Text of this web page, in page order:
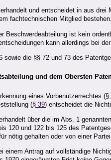
und entscheidet in aus
fachtechnischen Mitglied
Beschwerdeabteilung ist kein
kann allerdings bei
sowie die §§ 72 und 73 des
und dem Obersten
eines Vorbenützerrechtes (§
(§ 39) entscheidet die
über die im Abs. 1
120 und 122 bis 125 des
nötig gehalten oder von einer
einem Antrag auf vollständige